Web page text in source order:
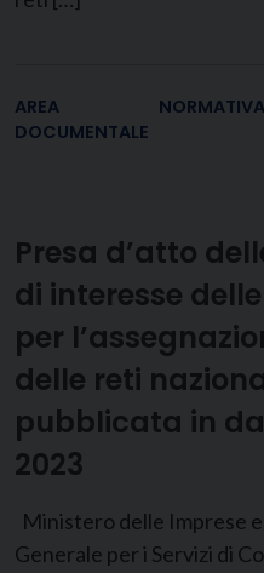
AREA
DOCUMENTALE
NORMATIVA
Presa d’atto
di interesse
per
delle reti
pubblicata in
2023
Ministero delle Imprese
Generale per i Servizi di